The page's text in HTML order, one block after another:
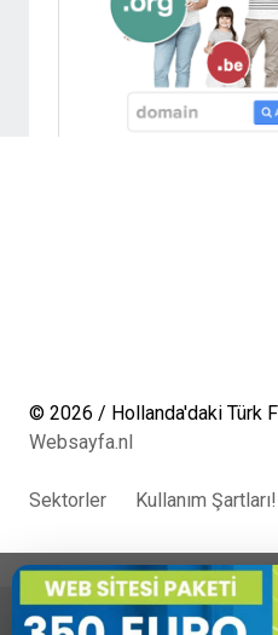
© 2026 / Hollanda'daki Türk
Websayfa.nl
Sektorler Kullanım Şartları!